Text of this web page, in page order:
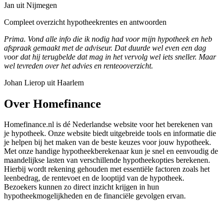
Jan uit Nijmegen
Compleet overzicht hypotheekrentes en antwoorden
Prima. Vond alle info die ik nodig had voor mijn hypotheek en heb
afspraak gemaakt met de adviseur. Dat duurde wel even een dag
voor dat hij terugbelde dat mag in het vervolg wel iets sneller. Maar
wel tevreden over het advies en renteooverzicht.
Johan Lierop uit Haarlem
Over Homefinance
Homefinance.nl is dé Nederlandse website voor het berekenen van
je hypotheek. Onze website biedt uitgebreide tools en informatie die
je helpen bij het maken van de beste keuzes voor jouw hypotheek.
Met onze handige hypotheekberekenaar kun je snel en eenvoudig de
maandelijkse lasten van verschillende hypotheekopties berekenen.
Hierbij wordt rekening gehouden met essentiële factoren zoals het
leenbedrag, de rentevoet en de looptijd van de hypotheek.
Bezoekers kunnen zo direct inzicht krijgen in hun
hypotheekmogelijkheden en de financiële gevolgen ervan.